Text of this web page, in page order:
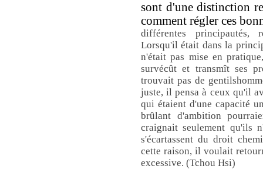
sont d'une distinction
comment régler ces
différentes principautés,
Lorsqu'il était dans la
n'était pas mise en
survécût et transmît ses
trouvait pas de
juste, il pensa à ceux qu'il
qui étaient d'une capacité
brûlant d'ambition
craignait seulement qu'ils
s'écartassent du droit
cette raison, il voulait
excessive. (Tchou Hsi)